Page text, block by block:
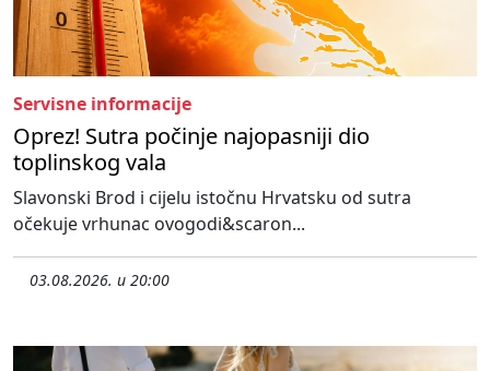
Servisne informacije
Oprez! Sutra počinje najopasniji dio
toplinskog vala
Slavonski Brod i cijelu istočnu Hrvatsku od sutra
očekuje vrhunac ovogodi&scaron...
03.08.2026. u 20:00